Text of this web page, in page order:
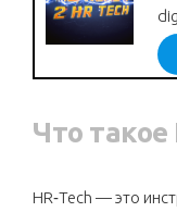
Что такое
HR‑Tech — это